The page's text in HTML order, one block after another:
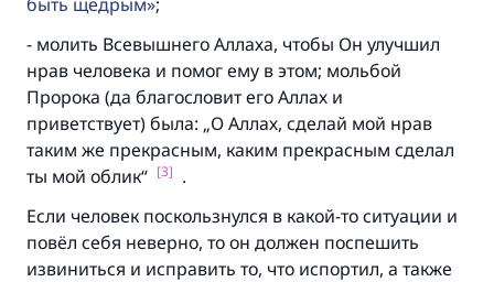
- молить Всевышнего Аллаха, чтобы Он улучшил
нрав человека и помог ему в этом; мольбой
Пророка (да благословит его Аллах и
приветствует) была: „О Аллах, сделай мой нрав
таким же прекрасным, каким прекрасным сделал
ты мой облик“ [3] .
Если человек поскользнулся в какой-то ситуации и
повёл себя неверно, то он должен поспешить
извиниться и исправить то, что испортил, а также
Посланник Аллаха, мир ему и
благословение, сказал:
«Указавшему на благое (полагается) такая
же награда как и совершившему его»
(МУСЛИМ, № 1893).
Участвуйте сейчас!